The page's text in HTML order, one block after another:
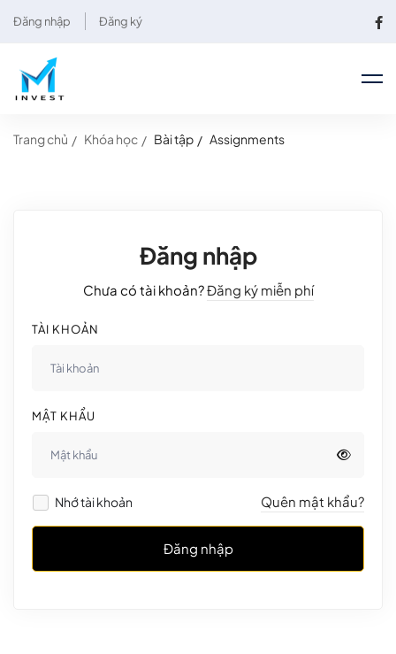
Đăng nhập Đăng ký
Trang chủ Khóa học Bài tập Assignments
Đăng nhập
Chưa có tài khoản?Đăng ký miễn phí
TÀI KHOẢN
MẬT KHẨU
Nhớ tài khoản Quên mật khẩu?
Đăng nhập